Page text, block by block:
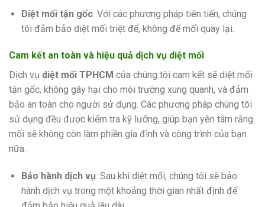
Diệt mối tận gốc: Với các phương pháp tiên tiến, chúng
tôi đảm bảo diệt mối triệt để, không để mối quay lại.
Cam kết an toàn và hiệu quả dịch vụ diệt mối
Dịch vụ diệt mối TPHCM của chúng tôi cam kết sẽ diệt mối
tận gốc, không gây hại cho môi trường xung quanh, và đảm
bảo an toàn cho người sử dụng. Các phương pháp chúng tôi
sử dụng đều được kiểm tra kỹ lưỡng, giúp bạn yên tâm rằng
mối sẽ không còn làm phiền gia đình và công trình của bạn
nữa.
Bảo hành dịch vụ: Sau khi diệt mối, chúng tôi sẽ bảo
hành dịch vụ trong một khoảng thời gian nhất định để